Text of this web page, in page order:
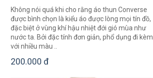
Không nói quá khi cho rằng áo thun Converse
được bình chọn là kiểu áo được lòng mọi tín đồ,
đặc biệt ở vùng khí hậu nhiệt đới gió mùa như
nước ta. Bởi đặc tính đơn giản, phổ dụng đi kèm
với nhiều màu ..
200.000 đ